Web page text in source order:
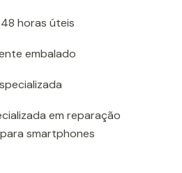
horas úteis
embalado
em reparação
smartphones